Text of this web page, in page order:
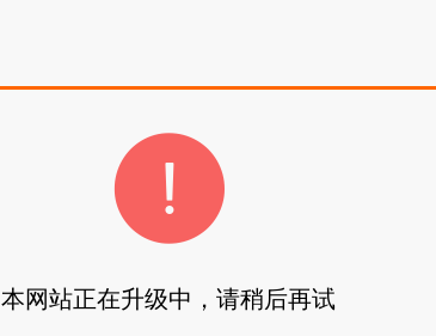
本网站正在升级中，请稍后再试